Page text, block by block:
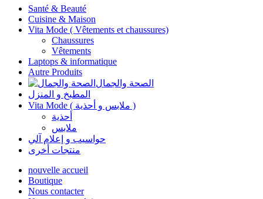
Santé & Beauté
Cuisine & Maison
Vita Mode ( Vêtements et chaussures)
Chaussures
Vêtements
Laptops & informatique
Autre Produits
الصحة والجمال
المطبخ و المنزل
Vita Mode ( ملابس و أحذية )
أحذية
ملابس
حواسيب و إعلام آلي
منتجات أخرى
nouvelle accueil
Boutique
Nous contacter